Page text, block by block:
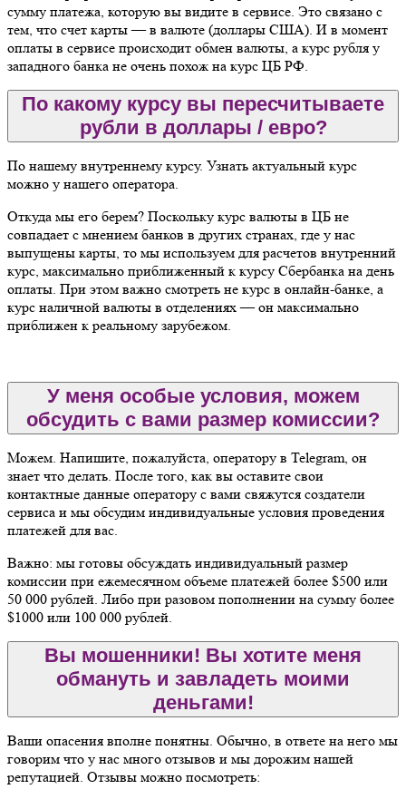
сумму платежа, которую вы видите в сервисе. Это связано с
тем, что счет карты — в валюте (доллары США). И в момент
оплаты в сервисе происходит обмен валюты, а курс рубля у
западного банка не очень похож на курс ЦБ РФ.
По какому курсу вы пересчитываете
рубли в доллары / евро?
По нашему внутреннему курсу. Узнать актуальный курс
можно у нашего оператора.
Откуда мы его берем? Поскольку курс валюты в ЦБ не
совпадает с мнением банков в других странах, где у нас
выпущены карты, то мы используем для расчетов внутренний
курс, максимально приближенный к курсу Сбербанка на день
оплаты. При этом важно смотреть не курс в онлайн-банке, а
курс наличной валюты в отделениях — он максимально
приближен к реальному зарубежом.
У меня особые условия, можем
обсудить с вами размер комиссии?
Можем. Напишите, пожалуйста, оператору в Telegram, он
знает что делать. После того, как вы оставите свои
контактные данные оператору с вами свяжутся создатели
сервиса и мы обсудим индивидуальные условия проведения
платежей для вас.
Важно: мы готовы обсуждать индивидуальный размер
комиссии при ежемесячном объеме платежей более $500 или
50 000 рублей. Либо при разовом пополнении на сумму более
$1000 или 100 000 рублей.
Вы мошенники! Вы хотите меня
обмануть и завладеть моими
деньгами!
Ваши опасения вполне понятны. Обычно, в ответе на него мы
говорим что у нас много отзывов и мы дорожим нашей
репутацией. Отзывы можно посмотреть: